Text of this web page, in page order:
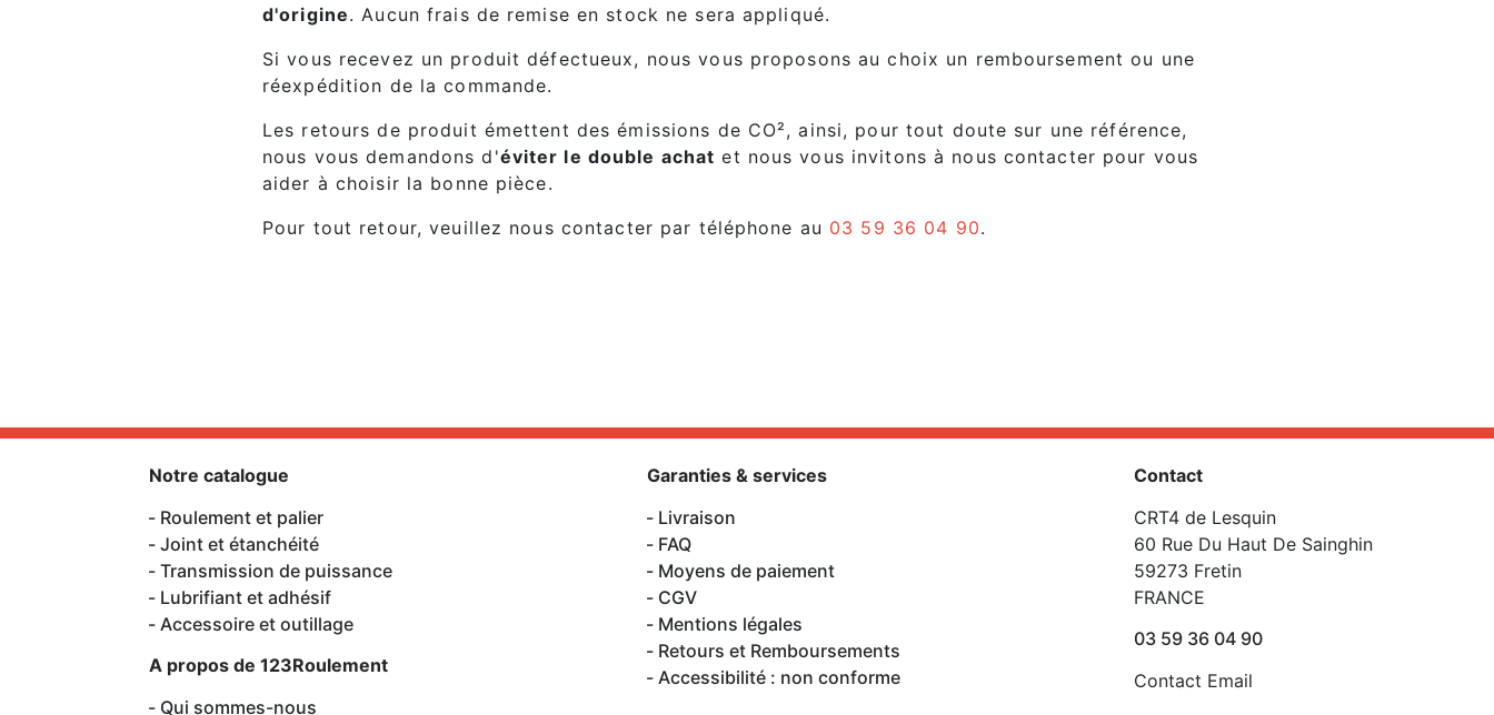
d'origine. Aucun frais de remise en stock ne sera appliqué.
Si vous recevez un produit défectueux, nous vous proposons au choix un remboursement ou une
réexpédition de la commande.
Les retours de produit émettent des émissions de CO², ainsi, pour tout doute sur une référence,
nous vous demandons d'éviter le double achat et nous vous invitons à nous contacter pour vous
aider à choisir la bonne pièce.
Pour tout retour, veuillez nous contacter par téléphone au 03 59 36 04 90.
Notre catalogue
Roulement et palier
Joint et étanchéité
Transmission de puissance
Lubrifiant et adhésif
Accessoire et outillage
A propos de 123Roulement
Qui sommes-nous
Garanties & services
Livraison
FAQ
Moyens de paiement
CGV
Mentions légales
Retours et Remboursements
Accessibilité : non conforme
Contact
CRT4 de Lesquin
60 Rue Du Haut De Sainghin
59273 Fretin
FRANCE
03 59 36 04 90
Contact Email